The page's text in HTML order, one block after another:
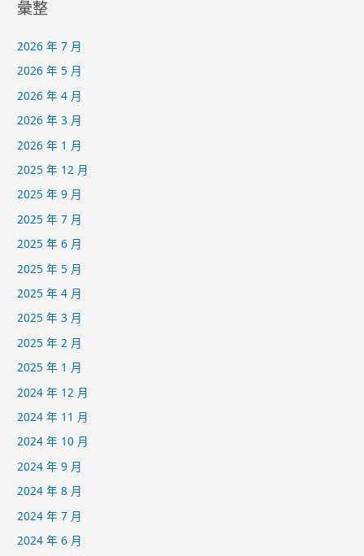
彙整
2026 年 7 月
2026 年 5 月
2026 年 4 月
2026 年 3 月
2026 年 1 月
2025 年 12 月
2025 年 9 月
2025 年 7 月
2025 年 6 月
2025 年 5 月
2025 年 4 月
2025 年 3 月
2025 年 2 月
2025 年 1 月
2024 年 12 月
2024 年 11 月
2024 年 10 月
2024 年 9 月
2024 年 8 月
2024 年 7 月
2024 年 6 月